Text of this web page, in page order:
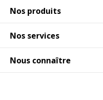
Nos produits
Nos services
Nous connaître